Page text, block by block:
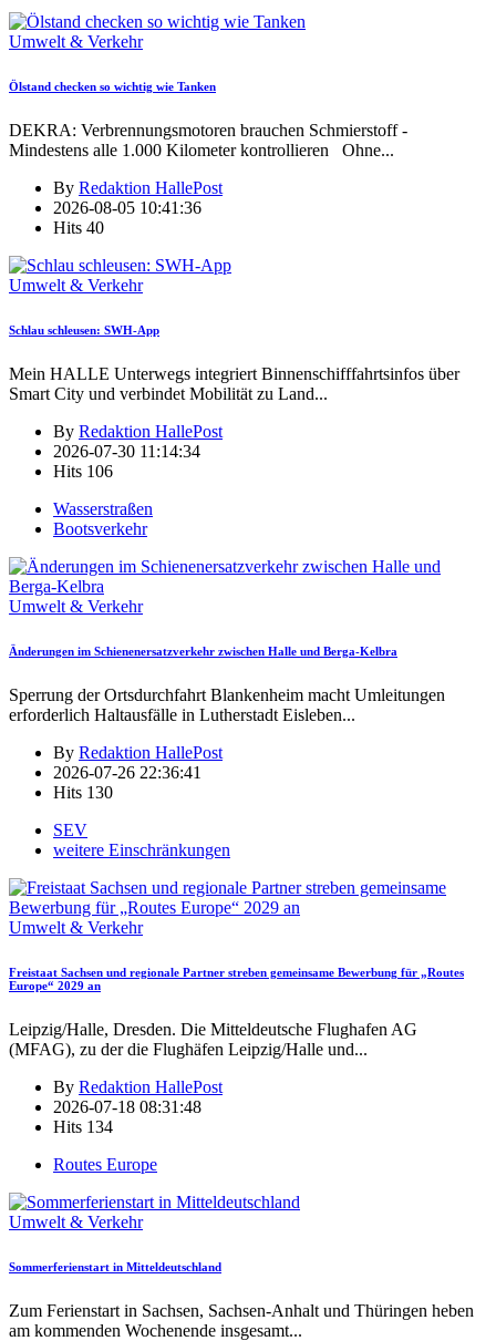
Umwelt & Verkehr
Ölstand checken so wichtig wie Tanken
DEKRA: Verbrennungsmotoren brauchen Schmierstoff -
Mindestens alle 1.000 Kilometer kontrollieren Ohne...
By Redaktion HallePost
2026-08-05 10:41:36
Hits 40
Umwelt & Verkehr
Schlau schleusen: SWH-App
Mein HALLE Unterwegs integriert Binnenschifffahrtsinfos über
Smart City und verbindet Mobilität zu Land...
By Redaktion HallePost
2026-07-30 11:14:34
Hits 106
Wasserstraßen
Bootsverkehr
Umwelt & Verkehr
Änderungen im Schienenersatzverkehr zwischen Halle und Berga-Kelbra
Sperrung der Ortsdurchfahrt Blankenheim macht Umleitungen
erforderlich Haltausfälle in Lutherstadt Eisleben...
By Redaktion HallePost
2026-07-26 22:36:41
Hits 130
SEV
weitere Einschränkungen
Umwelt & Verkehr
Freistaat Sachsen und regionale Partner streben gemeinsame Bewerbung für „Routes
Europe“ 2029 an
Leipzig/Halle, Dresden. Die Mitteldeutsche Flughafen AG
(MFAG), zu der die Flughäfen Leipzig/Halle und...
By Redaktion HallePost
2026-07-18 08:31:48
Hits 134
Routes Europe
Umwelt & Verkehr
Sommerferienstart in Mitteldeutschland
Zum Ferienstart in Sachsen, Sachsen-Anhalt und Thüringen heben
am kommenden Wochenende insgesamt...